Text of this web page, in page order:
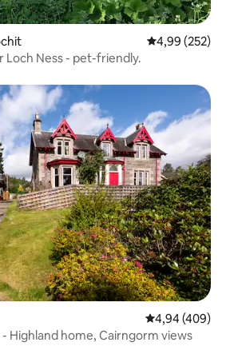
Średnia
4,99 (252)
Loch Ness - pet-friendly.
Wybór gości
Średnia
4,94 (409)
Highland home, Cairngorm views